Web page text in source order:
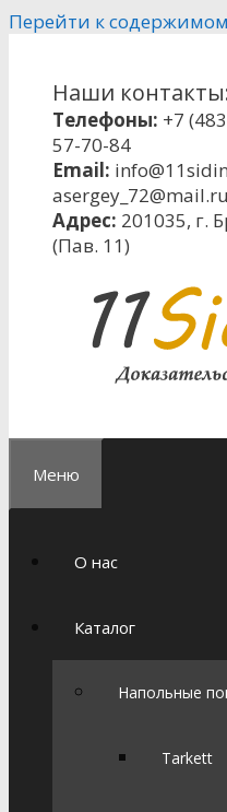
Перейти к
Наши
Телефоны: +7
57-70-84
Email:
asergey_72@mail.ru
Адрес: 201035, г.
(Пав. 11)
Меню
О нас
Каталог
Напольные
Tarkett